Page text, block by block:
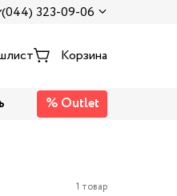
(044) 323-09-06
Корзина
% Outlet
1 товар